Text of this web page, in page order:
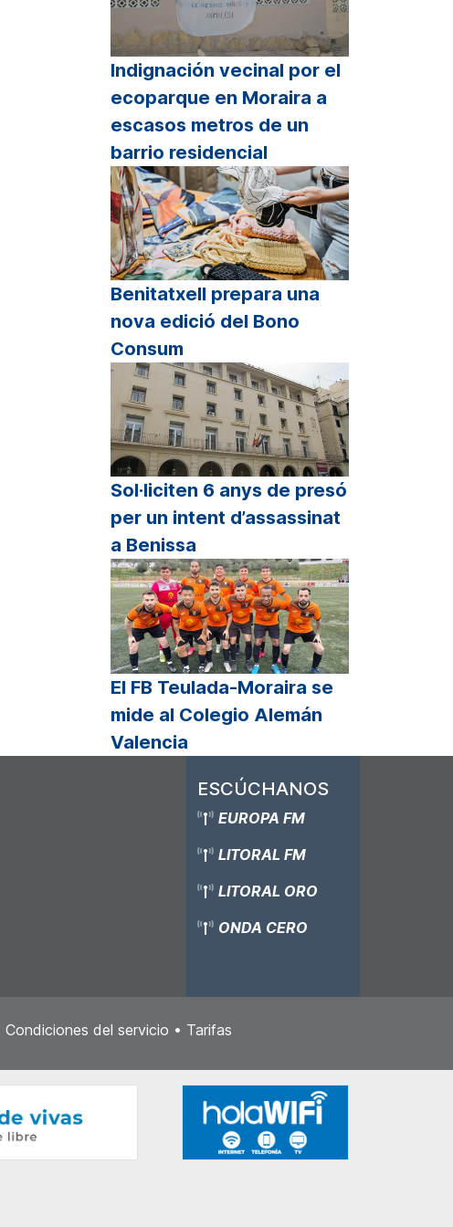
Indignación vecinal por el
ecoparque en Moraira a
escasos metros de un
barrio residencial
Benitatxell prepara una
nova edició del Bono
Consum
Sol·liciten 6 anys de presó
per un intent d’assassinat
a Benissa
El FB Teulada-Moraira se
mide al Colegio Alemán
Valencia
ESCÚCHANOS
EUROPA FM
LITORAL FM
LITORAL ORO
ONDA CERO
Condiciones del servicio • Tarifas